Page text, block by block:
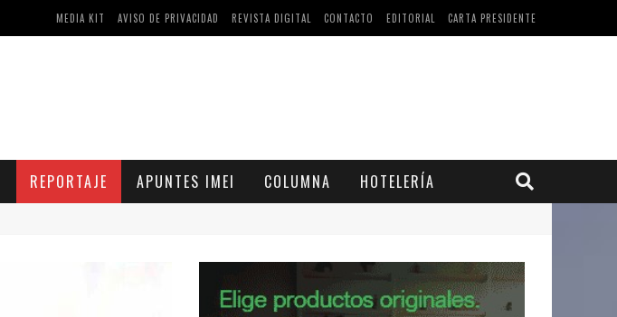
CARTA PRESIDENTE
EDITORIAL
CONTACTO
REVISTA DIGITAL
AVISO DE PRIVACIDAD
MEDIA KIT
REPORTAJE APUNTES IMEI COLUMNA HOTELERÍA